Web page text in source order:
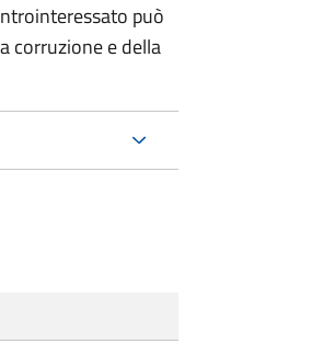
può
corruzione e della